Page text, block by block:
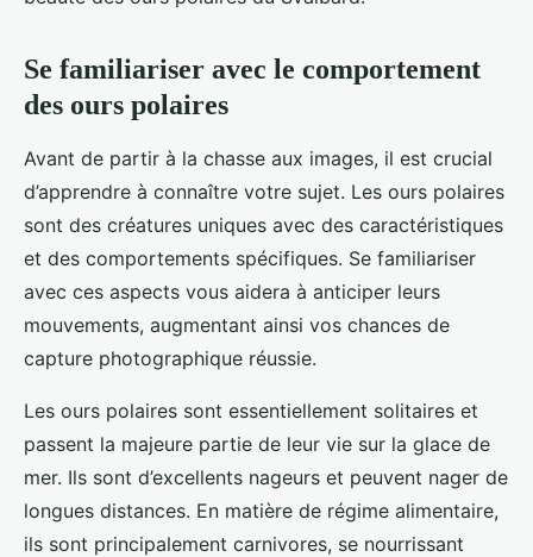
Se familiariser avec le comportement
des ours polaires
Avant de partir à la chasse aux images, il est crucial
d’apprendre à connaître votre sujet. Les ours polaires
sont des créatures uniques avec des caractéristiques
et des comportements spécifiques. Se familiariser
avec ces aspects vous aidera à anticiper leurs
mouvements, augmentant ainsi vos chances de
capture photographique réussie.
Les ours polaires sont essentiellement solitaires et
passent la majeure partie de leur vie sur la glace de
mer. Ils sont d’excellents nageurs et peuvent nager de
longues distances. En matière de régime alimentaire,
ils sont principalement carnivores, se nourrissant